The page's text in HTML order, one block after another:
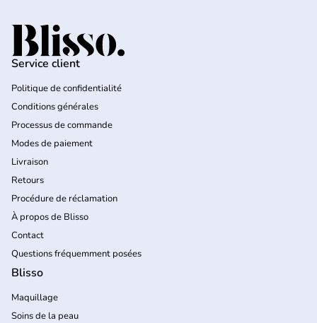
Accueil
Service client
Politique de confidentialité
Conditions générales
Processus de commande
Modes de paiement
Livraison
Retours
Procédure de réclamation
À propos de Blisso
Contact
Questions fréquemment posées
Blisso
Maquillage
Soins de la peau